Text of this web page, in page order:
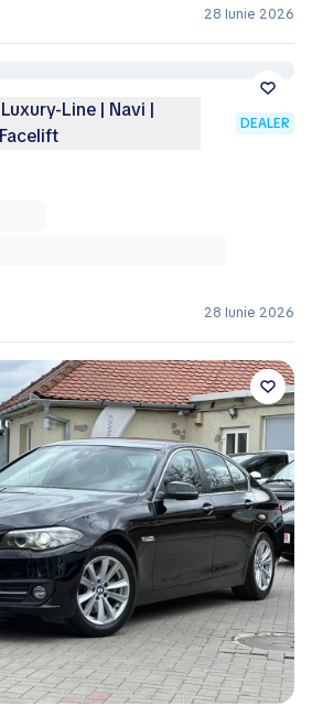
28 Iunie 2026
Line | Navi |
DEALER
28 Iunie 2026